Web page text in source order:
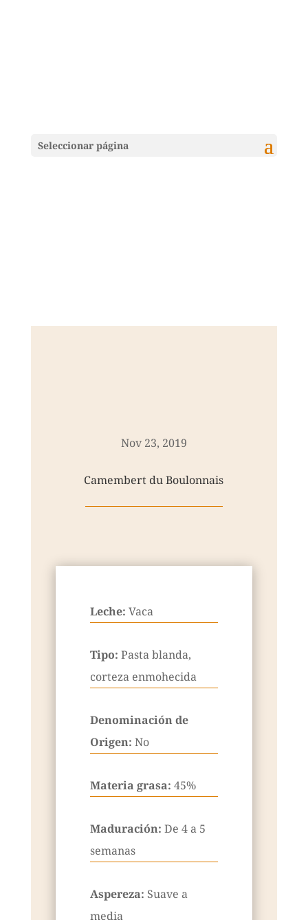
Seleccionar página
Nov 23, 2019
Camembert du Boulonnais
Leche: Vaca
Tipo: Pasta blanda,
corteza enmohecida
Denominación de
Origen: No
Materia grasa: 45%
Maduración: De 4 a 5
semanas
Aspereza: Suave a
media